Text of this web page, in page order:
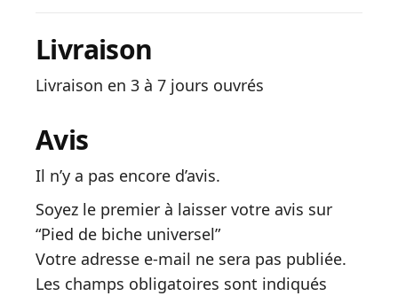
Livraison
Livraison en 3 à 7 jours ouvrés
Avis
Il n’y a pas encore d’avis.
Soyez le premier à laisser votre avis sur
“Pied de biche universel”
Votre adresse e-mail ne sera pas publiée.
Les champs obligatoires sont indiqués